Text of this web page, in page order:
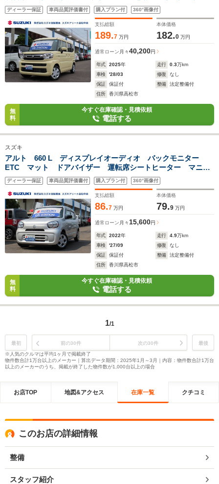
キホールド ACC(全車速追従機能・停止保持機能付) LEDヘ
ッドライト シートヒーター(運転席・助手席) スリムサー
キュレーター ロールサンシェード
ディーラー保証 車両品質評価書付 購入プラン付 360°画像付
支払総額
189.7 万円
本体価格
182.0 万円
通常ローン 月々40,200円
年式 2025年 走行 0.3万km
車検
'28/03 修復
なし
保証
保証付 整備
法定整備付
住所
香川県高松市
無
料
今すぐ在庫確認・見積依頼
電話する
スズキ
アルト 660 L ディスプレイオーディオ バックモニター
ETC マット ドアバイザー 運転席シートヒーター マニュ
アルエアコン USB接続端子 リヤセンサー アイドリングス
トップ DCBS
ディーラー保証 車両品質評価書付 購入プラン付 360°画像付
支払総額
86.7 万円
本体価格
79.9 万円
通常ローン 月々 15,600円
年式 2022年 走行 4.9万km
車検
'27/09 修復
なし
保証
保証付 整備
法定整備付
住所
香川県高松市
無
料
今すぐ在庫確認・見積依頼
電話する
1/1
最初 前の30件 次の30件
最後
※人気のクルマは平均1ヶ月で掲載終了
物件数合計1万台以上のメーカー｜算出データ期間：2025年1月～3月｜内容：物件数合計1万台
以上のメーカーのうち、掲載が終了した物件数が1,000台以上の場合
お店TOP 地図&アクセス 在庫一覧 クチコミ
このお店の詳細情報
整備
スタッフ紹介